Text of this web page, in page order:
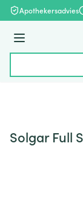
Ga naar de inhoud
Apothekersadvies
Menu
Solgar Full